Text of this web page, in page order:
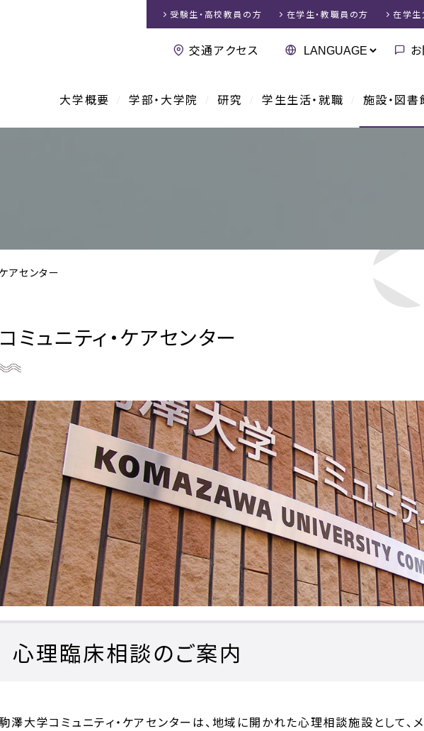
大学概要 学部・大学院 研究 学生生活・就職 施設・図書
受験生・高校教員 の方 在学生・教職員 の方 在学生
交通アクセス
アセンター
ミュニティ・ケアセンター
心理臨床相談のご案内
澤大学コミュニティ・ケアセンターは、地域に開かれた心理相談施設として、